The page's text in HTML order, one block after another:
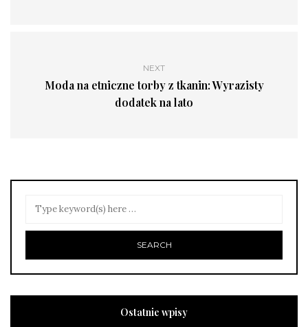
NEXT
Moda na etniczne torby z tkanin: Wyrazisty
dodatek na lato
Ostatnie wpisy